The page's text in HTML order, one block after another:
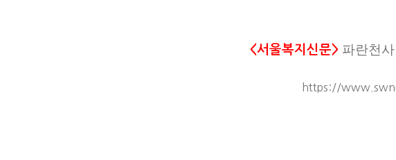
<서울복지신문> 파란천
https://